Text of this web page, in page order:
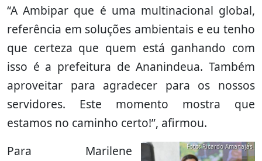
“A Ambipar que é uma multinacional global,
referência em soluções ambientais e eu tenho
que certeza que quem está ganhando com
isso é a prefeitura de Ananindeua. Também
aproveitar para agradecer para os nossos
servidores. Este momento mostra que
estamos no caminho certo!”, afirmou.
Foto: Ricardo Amanajás
Para Marilene